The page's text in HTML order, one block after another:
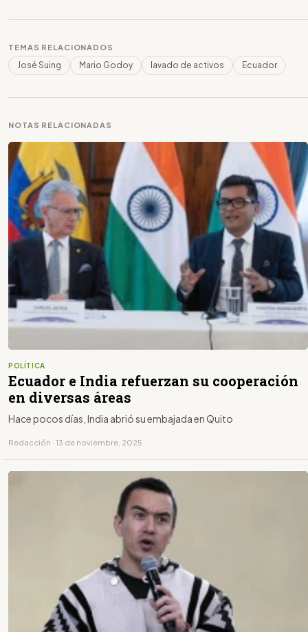
TEMAS RELACIONADOS
José Suing Mario Godoy lavado de activos Ecuador
NOTAS RELACIONADAS
POLÍTICA
Ecuador e India refuerzan su cooperación
en diversas áreas
Hace pocos días, India abrió su embajada en Quito
Redacción · 13 de noviembre, 2025